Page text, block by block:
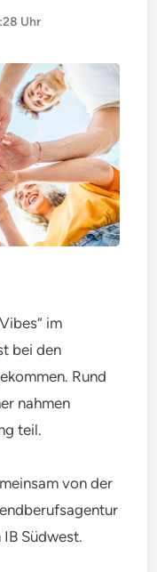
Uhr
im
bei den
Rund
nahmen
teil.
von der
Südwest.